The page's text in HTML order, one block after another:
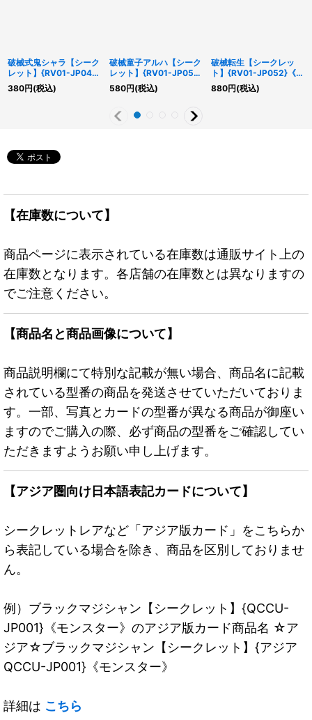
破械式鬼シャラ【シーク
レット】{RV01-JP047}
《モンスター》
380円(税込)
破械童子アルハ【シーク
レット】{RV01-JP054}
《モンスター》
580円(税込)
破械転生【シークレッ
ト】{RV01-JP052}《魔
法》
880円(税込)
【在庫数について】
商品ページに表示されている在庫数は通販サイト上の
在庫数となります。各店舗の在庫数とは異なりますの
でご注意ください。
【商品名と商品画像について】
商品説明欄にて特別な記載が無い場合、商品名に記載
されている型番の商品を発送させていただいておりま
す。一部、写真とカードの型番が異なる商品が御座い
ますのでご購入の際、必ず商品の型番をご確認してい
ただきますようお願い申し上げます。
【アジア圏向け日本語表記カードについて】
シークレットレアなど「アジア版カード」をこちらか
ら表記している場合を除き、商品を区別しておりませ
ん。
例）ブラックマジシャン【シークレット】{QCCU-
JP001}《モンスター》のアジア版カード商品名 ☆ア
ジア☆ブラックマジシャン【シークレット】{アジア
QCCU-JP001}《モンスター》
詳細は こちら